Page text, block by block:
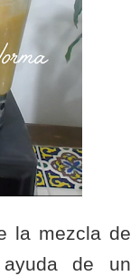
la mezcla de
de un